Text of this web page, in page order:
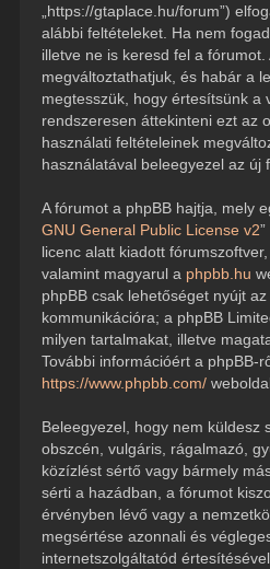
„https://gtaplace.hu/forum”)
alábbi feltételeket. Ha nem
illetve ne is keresd fel a
megváltoztathatjuk, és habár a
megtesszük, hogy értesítsünk a
rendszeresen áttekinteni ezt az
használati feltételeinek
használatával beleegyezel az új
A fórumot a phpBB hajtja, mely
GNU General Public License v2
licenc alatt kiadott
valamint magyarul a phpbb.hu
phpBB csak lehetőséget nyújt
kommunikációra; a phpBB
milyen tartalmakat, illetve
További információért a phpBB-
https://www.phpbb.com/
Beleegyezel, hogy nem küldesz
obszcén, vulgáris, rágalmazó,
közízlést sértő vagy bármely
sérti a hazádban, a fórumot
érvényben lévő vagy a
megsértése azonnali és
internetszolgáltatód